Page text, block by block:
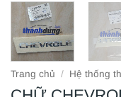
Trang chủ / Hệ thống